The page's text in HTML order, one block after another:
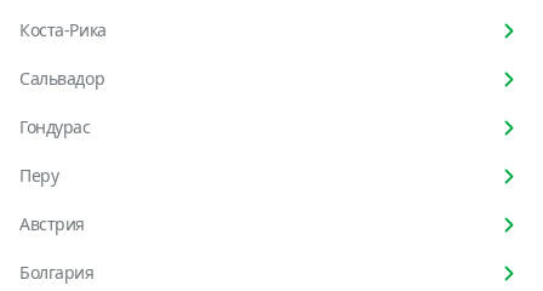
Коста-Рика
Сальвадор
Гондурас
Перу
Австрия
Болгария